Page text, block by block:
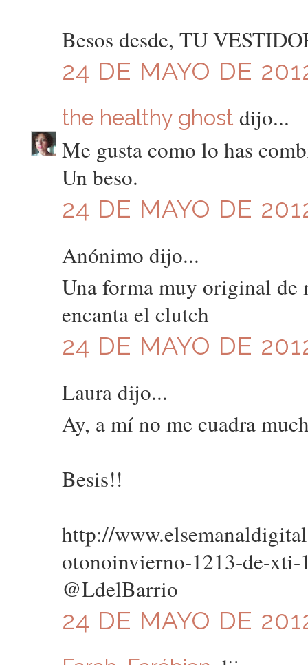
Besos desde, TU
24 DE MAYO DE
the healthy ghost dijo...
Me gusta como lo has
Un beso.
24 DE MAYO DE
Anónimo dijo...
Una forma muy original de
encanta el clutch
24 DE MAYO DE
Laura dijo...
Ay, a mí no me cuadra
Besis!!
http://
otonoinvierno-1213-de-xti-
@LdelBarrio
24 DE MAYO DE